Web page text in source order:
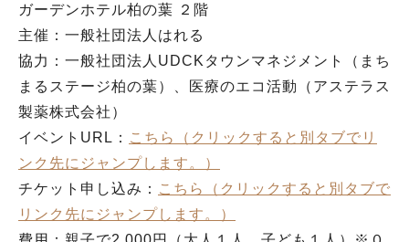
ガーデンホテル柏の葉 ２階
主催：一般社団法人はれる
協力：一般社団法人UDCKタウンマネジメント（まち
まるステージ柏の葉）、医療のエコ活動（アステラス
製薬株式会社）
イベントURL： こちら（クリックすると別タブでリ
ンク先にジャンプします。）
チケット申し込み： こちら（クリックすると別タブで
リンク先にジャンプします。）